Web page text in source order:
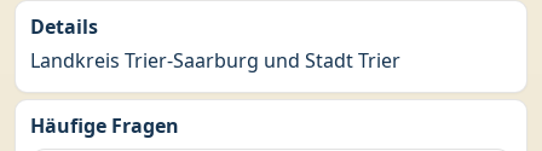
Details
Landkreis Trier-Saarburg und Stadt Trier
Häufige Fragen